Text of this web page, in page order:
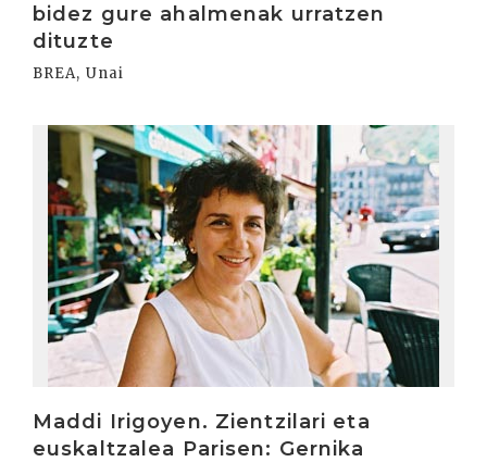
bidez gure ahalmenak urratzen
dituzte
BREA, Unai
Maddi Irigoyen. Zientzilari eta
euskaltzalea Parisen: Gernika
Irakurri